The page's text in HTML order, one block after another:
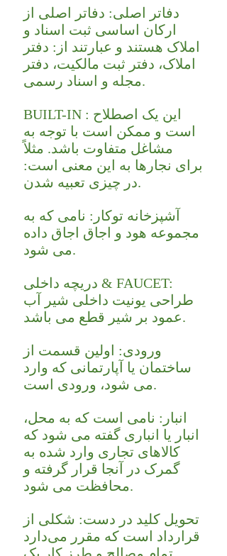
دفاتر اصلی: دفاتر اصلی از
ارکان اساسی ثبت اسناد و
املاک هستند و عبارتند از: دفتر
املاک، دفتر ثبت مالکیت، دفتر
مجله و اسناد رسمی.
BUILT-IN : این یک اصطلاح
است و ممکن است با توجه به
مشاغل متفاوت باشد. مثلاً
برای نجارها به این معنی است:
در چیزی تعبیه شدن.
آشپزخانه توکار: نامی که به
مجموعه هود و اجاق اجاق داده
می شود.
دریچه داخلی & FAUCET:
طراحی یونیت داخلی شیر آب
عمود بر شیر قطع می باشد.
ورودی: اولین قسمت از
ساختمان یا آپارتمانی که وارد
می شود، ورودی است.
انبار: نامی است که به محل،
انبار یا انباری گفته می شود که
کالاهای تجاری وارد شده به
گمرک در آنجا قرار گرفته و
محافظت می شود.
تحویل کلید در دست: شکلی از
قرارداد است که مقرر می‌دارد